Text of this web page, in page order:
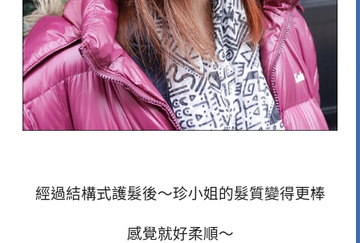
經過結構式護髮後～珍小姐的髮質變得更棒
感覺就好柔順～